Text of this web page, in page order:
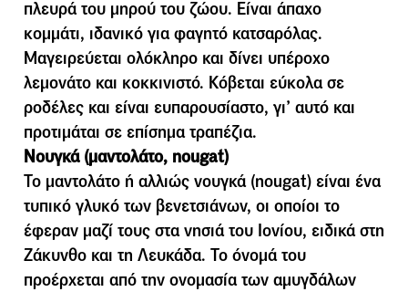
πλευρά του µηρού του ζώου. Είναι άπαχο
κοµµάτι, ιδανικό για φαγητό κατσαρόλας.
Μαγειρεύεται ολόκληρο και δίνει υπέροχο
λεµονάτο και κοκκινιστό. Κόβεται εύκολα σε
ροδέλες και είναι ευπαρουσίαστο, γι’ αυτό και
προτιµάται σε επίσηµα τραπέζια.
Νουγκά (µαντολάτο, nougat)
Το µαντολάτο ή αλλιώς νουγκά (nougat) είναι ένα
τυπικό γλυκό των βενετσιάνων, οι οποίοι το
έφεραν µαζί τους στα νησιά του Ιονίου, ειδικά στη
Ζάκυνθο και τη Λευκάδα. Το όνοµά του
προέρχεται από την ονοµασία των αµυγδάλων